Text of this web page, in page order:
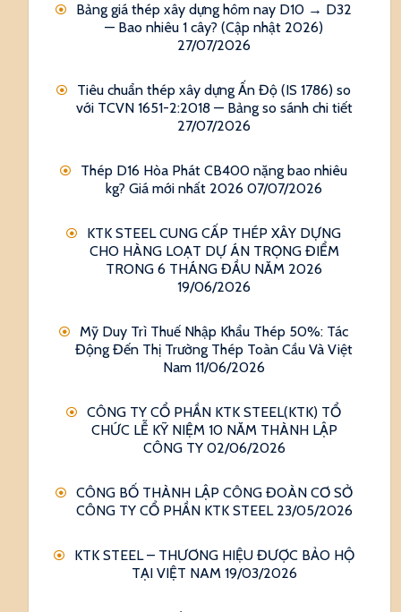
Bảng giá thép xây dựng hôm nay D10 → D32
— Bao nhiêu 1 cây? (Cập nhật 2026)
27/07/2026
Tiêu chuẩn thép xây dựng Ấn Độ (IS 1786) so
với TCVN 1651-2:2018 — Bảng so sánh chi tiết
27/07/2026
Thép D16 Hòa Phát CB400 nặng bao nhiêu
kg? Giá mới nhất 2026 07/07/2026
KTK STEEL CUNG CẤP THÉP XÂY DỰNG
CHO HÀNG LOẠT DỰ ÁN TRỌNG ĐIỂM
TRONG 6 THÁNG ĐẦU NĂM 2026
19/06/2026
Mỹ Duy Trì Thuế Nhập Khẩu Thép 50%: Tác
Động Đến Thị Trường Thép Toàn Cầu Và Việt
Nam 11/06/2026
CÔNG TY CỔ PHẦN KTK STEEL(KTK) TỔ
CHỨC LỄ KỸ NIỆM 10 NĂM THÀNH LẬP
CÔNG TY 02/06/2026
CÔNG BỐ THÀNH LẬP CÔNG ĐOÀN CƠ SỞ
CÔNG TY CỔ PHẦN KTK STEEL 23/05/2026
KTK STEEL – THƯƠNG HIỆU ĐƯỢC BẢO HỘ
TẠI VIỆT NAM 19/03/2026